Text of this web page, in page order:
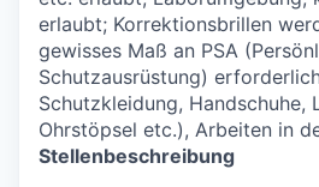
erlaubt; Korrektionsbrillen
gewisses Maß an PSA
Schutzausrüstung)
Schutzkleidung, Handschuhe,
Ohrstöpsel etc.), Arbeiten in
Stellenbeschreibung